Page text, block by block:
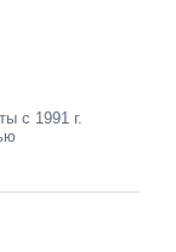
с 1991 г.